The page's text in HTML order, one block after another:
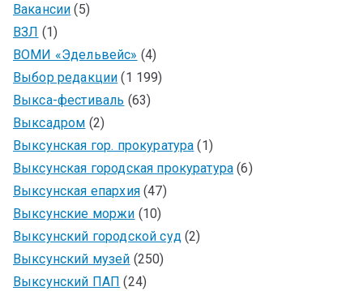
Вакансии (5)
ВЗЛ (1)
ВОМИ «Эдельвейс» (4)
Выбор редакции (1 199)
Выкса-фестиваль (63)
Выксадром (2)
Выксунская гор. прокуратура (1)
Выксунская городская прокуратура (6)
Выксунская епархия(47)
Выксунские моржи (10)
Выксунский городской суд(2)
Выксунский музей (250)
Выксунский ПАП (24)